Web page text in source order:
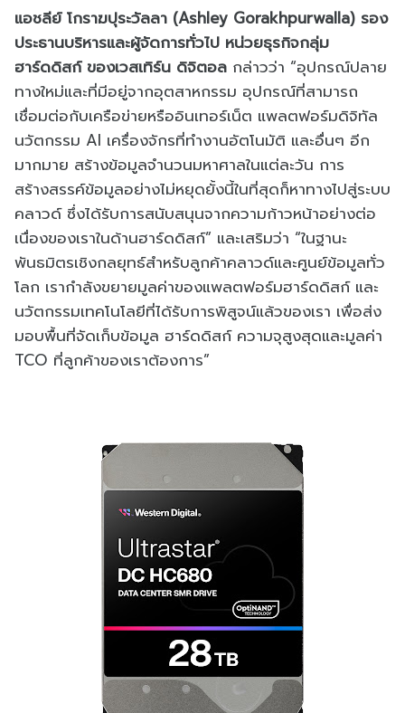
แอชลีย์ โกราฆปุระวัลลา (Ashley Gorakhpurwalla) รอง
ประธานบริหารและผู้จัดการทั่วไป หน่วยธุรกิจกลุ่ม
ฮาร์ดดิสก์ ของเวสเทิร์น ดิจิตอล กล่าวว่า “อุปกรณ์ปลาย
ทางใหม่และที่มีอยู่จากอุตสาหกรรม อุปกรณ์ที่สามารถ
เชื่อมต่อกับเครือข่ายหรืออินเทอร์เน็ต แพลตฟอร์มดิจิทัล
นวัตกรรม AI เครื่องจักรที่ทำงานอัตโนมัติ และอื่นๆ อีก
มากมาย สร้างข้อมูลจำนวนมหาศาลในแต่ละวัน การ
สร้างสรรค์ข้อมูลอย่างไม่หยุดยั้งนี้ในที่สุดก็หาทางไปสู่ระบบ
คลาวด์ ซึ่งได้รับการสนับสนุนจากความก้าวหน้าอย่างต่อ
เนื่องของเราในด้านฮาร์ดดิสก์” และเสริมว่า “ในฐานะ
พันธมิตรเชิงกลยุทธ์สำหรับลูกค้าคลาวด์และศูนย์ข้อมูลทั่ว
โลก เรากำลังขยายมูลค่าของแพลตฟอร์มฮาร์ดดิสก์ และ
นวัตกรรมเทคโนโลยีที่ได้รับการพิสูจน์แล้วของเรา เพื่อส่ง
มอบพื้นที่จัดเก็บข้อมูล ฮาร์ดดิสก์ ความจุสูงสุดและมูลค่า
TCO ที่ลูกค้าของเราต้องการ”